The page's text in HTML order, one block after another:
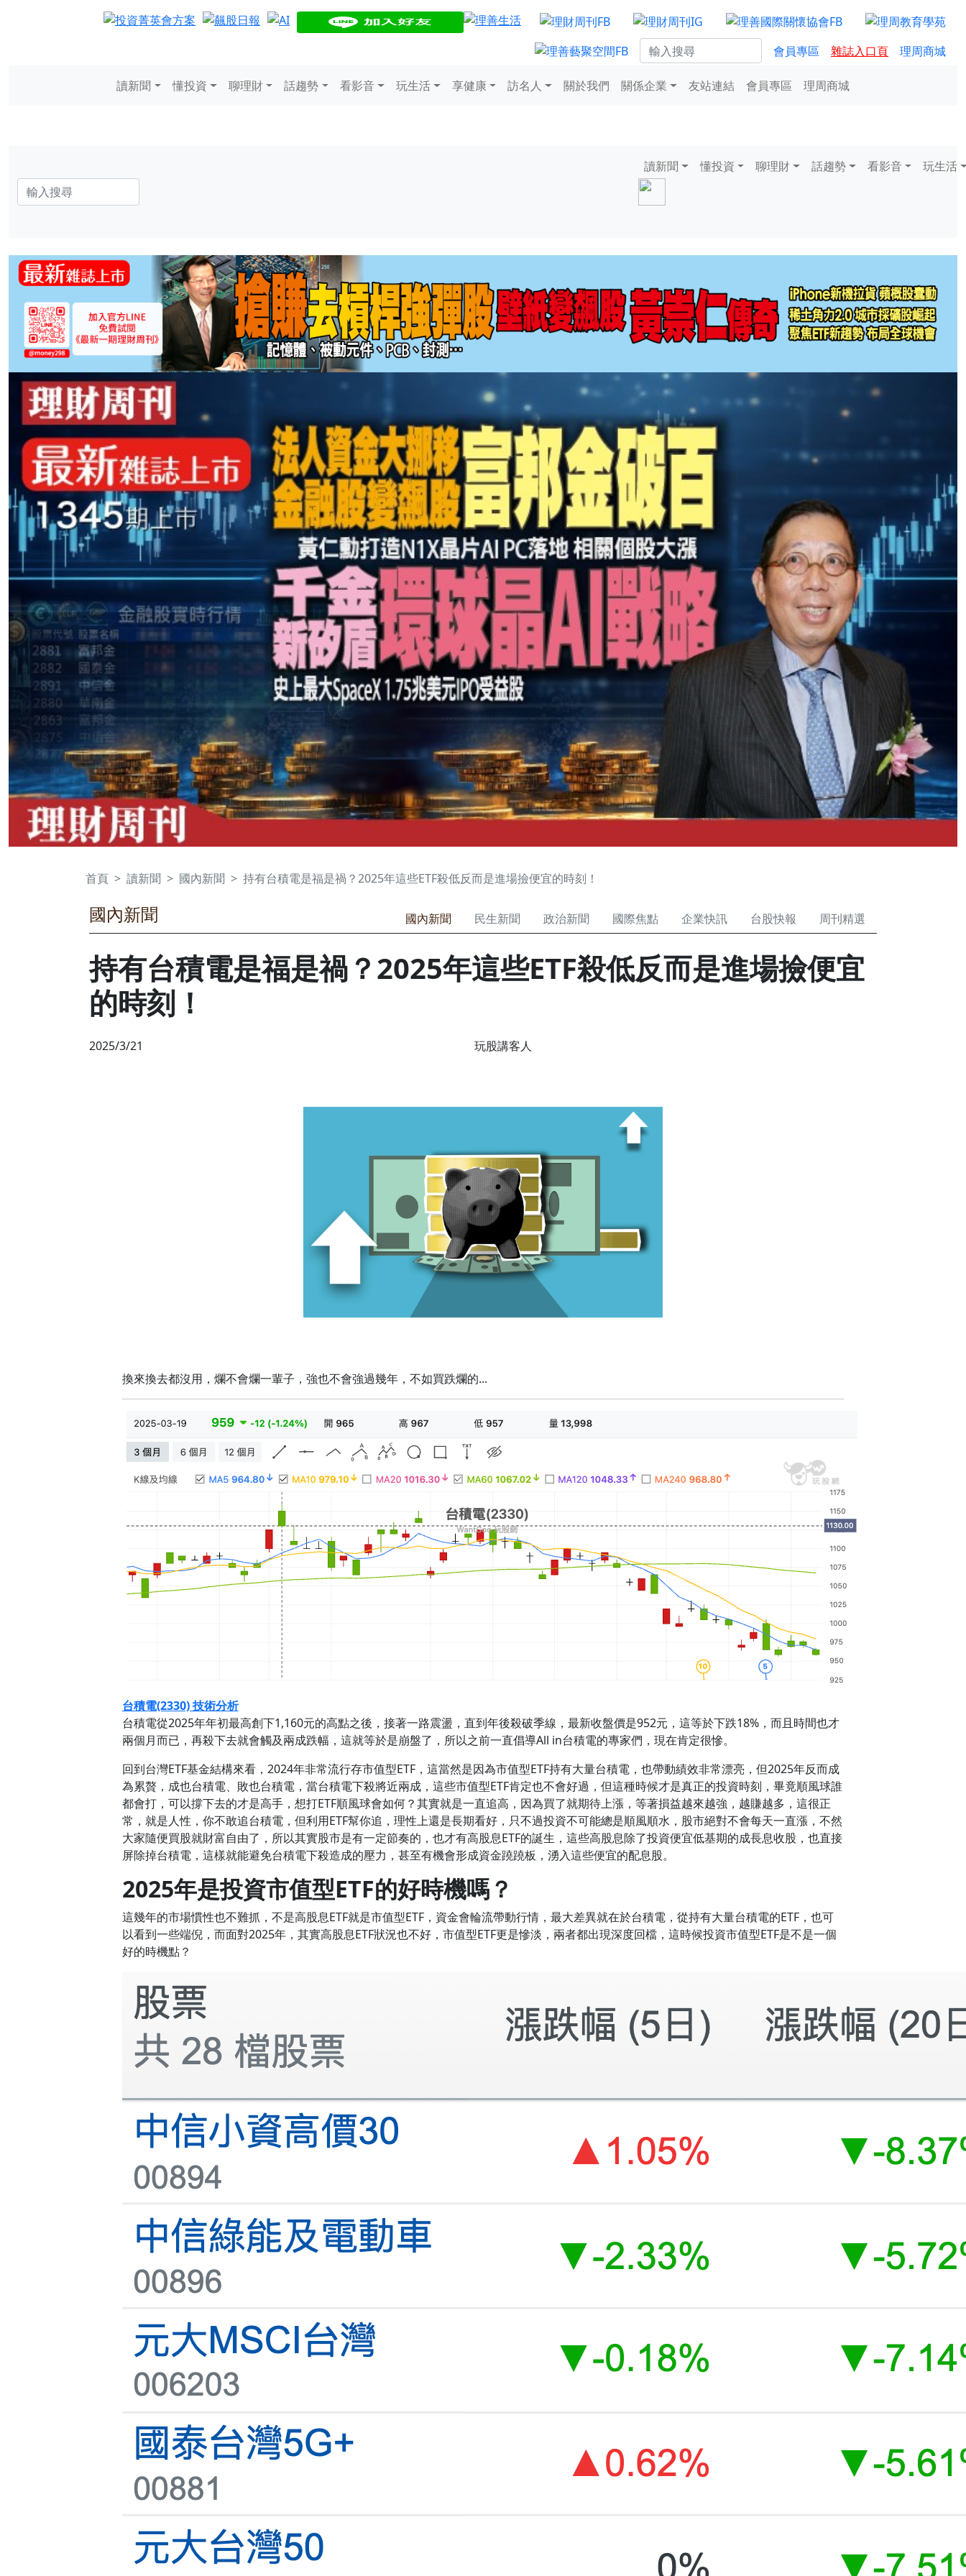
會員專區 雜誌入口頁 理周商城
讀新聞 懂投資 聊理財 話趨勢 看影音 玩生活 享健康 訪名人 關於我們 關係企業 友站連結 會員專區 理周商城
讀新聞 懂投資 聊理財 話趨勢 看影音 玩生活
首頁 讀新聞 國內新聞 持有台積電是福是禍？2025年這些ETF殺低反而是進場撿便宜的時刻！
國內新聞 國內新聞 民生新聞 政治新聞 國際焦點 企業快訊 台股快報 周刊精選
持有台積電是福是禍？2025年這些ETF殺低反而是進場撿便宜
的時刻！
2025/3/21 玩股講客人
換來換去都沒用，爛不會爛一輩子，強也不會強過幾年，不如買跌爛的...
台積電(2330) 技術分析
台積電從2025年年初最高創下1,160元的高點之後，接著一路震盪，直到年後殺破季線，最新收盤價是952元，這等於下跌18%，而且時間也才
兩個月而已，再殺下去就會觸及兩成跌幅，這就等於是崩盤了，所以之前一直倡導All in台積電的專家們，現在肯定很慘。
回到台灣ETF基金結構來看，2024年非常流行存市值型ETF，這當然是因為市值型ETF持有大量台積電，也帶動績效非常漂亮，但2025年反而成
為累贅，成也台積電、敗也台積電，當台積電下殺將近兩成，這些市值型ETF肯定也不會好過，但這種時候才是真正的投資時刻，畢竟順風球誰
都會打，可以撐下去的才是高手，想打ETF順風球會如何？其實就是一直追高，因為買了就期待上漲，等著損益越來越強，越賺越多，這很正
常，就是人性，你不敢追台積電，但利用ETF幫你追，理性上還是長期看好，只不過投資不可能總是順風順水，股市絕對不會每天一直漲，不然
大家隨便買股就財富自由了，所以其實股市是有一定節奏的，也才有高股息ETF的誕生，這些高股息除了投資便宜低基期的成長息收股，也直接
屏除掉台積電，這樣就能避免台積電下殺造成的壓力，甚至有機會形成資金蹺蹺板，湧入這些便宜的配息股。
2025年是投資市值型ETF的好時機嗎？
這幾年的市場慣性也不難抓，不是高股息ETF就是市值型ETF，資金會輪流帶動行情，最大差異就在於台積電，從持有大量台積電的ETF，也可
以看到一些端倪，而面對2025年，其實高股息ETF狀況也不好，市值型ETF更是慘淡，兩者都出現深度回檔，這時候投資市值型ETF是不是一個
好的時機點？